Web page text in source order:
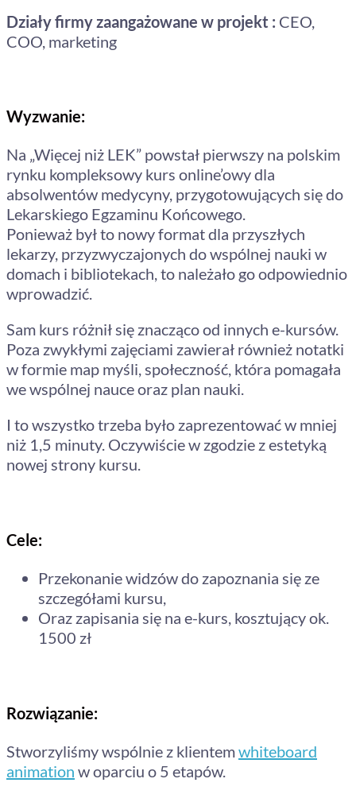
Działy firmy zaangażowane w projekt : CEO,
COO, marketing
Wyzwanie:
Na „Więcej niż LEK” powstał pierwszy na polskim
rynku kompleksowy kurs online’owy dla
absolwentów medycyny, przygotowujących się do
Lekarskiego Egzaminu Końcowego.
Ponieważ był to nowy format dla przyszłych
lekarzy, przyzwyczajonych do wspólnej nauki w
domach i bibliotekach, to należało go odpowiednio
wprowadzić.
Sam kurs różnił się znacząco od innych e-kursów.
Poza zwykłymi zajęciami zawierał również notatki
w formie map myśli, społeczność, która pomagała
we wspólnej nauce oraz plan nauki.
I to wszystko trzeba było zaprezentować w mniej
niż 1,5 minuty. Oczywiście w zgodzie z estetyką
nowej strony kursu.
Cele:
Przekonanie widzów do zapoznania się ze
szczegółami kursu,
Oraz zapisania się na e-kurs, kosztujący ok.
1500 zł
Rozwiązanie:
Stworzyliśmy wspólnie z klientemwhiteboard
animation w oparciu o 5 etapów.